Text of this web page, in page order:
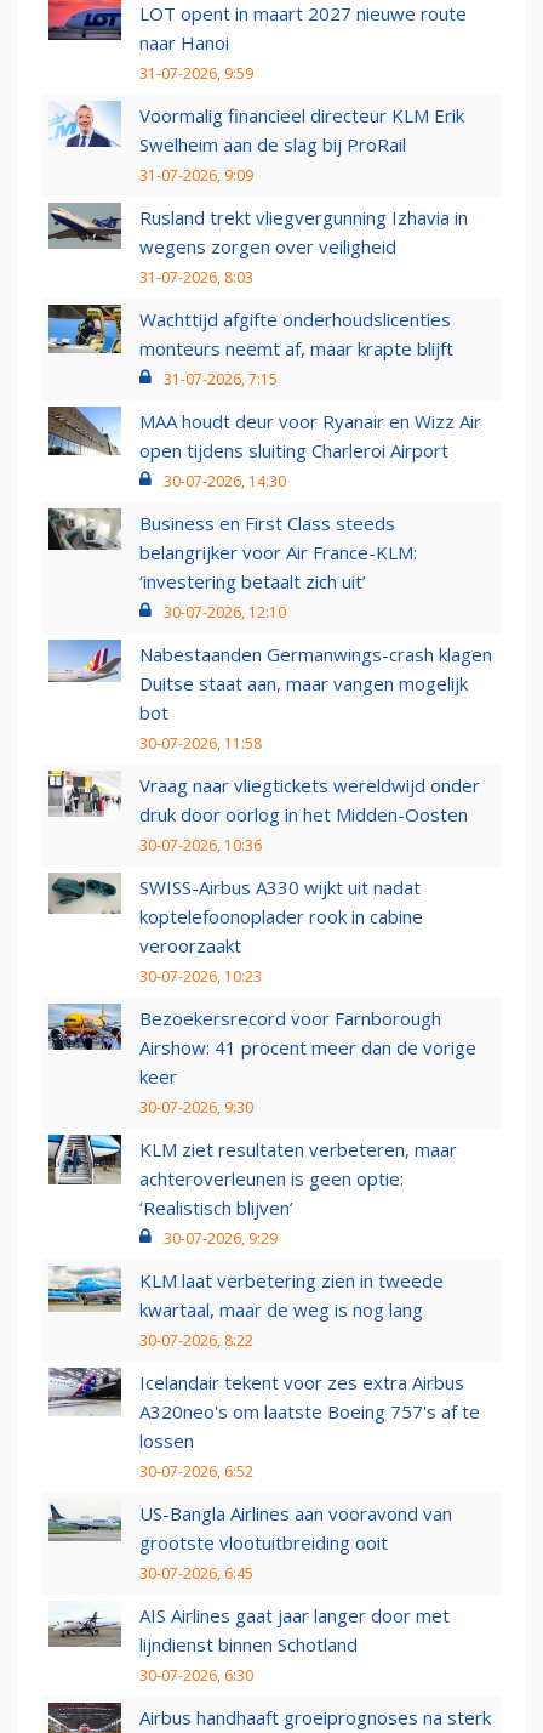
LOT opent in maart 2027 nieuwe route
naar Hanoi
31-07-2026, 9:59
Voormalig financieel directeur KLM Erik
Swelheim aan de slag bij ProRail
31-07-2026, 9:09
Rusland trekt vliegvergunning Izhavia in
wegens zorgen over veiligheid
31-07-2026, 8:03
Wachttijd afgifte onderhoudslicenties
monteurs neemt af, maar krapte blijft
31-07-2026, 7:15
MAA houdt deur voor Ryanair en Wizz Air
open tijdens sluiting Charleroi Airport
30-07-2026, 14:30
Business en First Class steeds
belangrijker voor Air France-KLM:
‘investering betaalt zich uit’
30-07-2026, 12:10
Nabestaanden Germanwings-crash klagen
Duitse staat aan, maar vangen mogelijk
bot
30-07-2026, 11:58
Vraag naar vliegtickets wereldwijd onder
druk door oorlog in het Midden-Oosten
30-07-2026, 10:36
SWISS-Airbus A330 wijkt uit nadat
koptelefoonoplader rook in cabine
veroorzaakt
30-07-2026, 10:23
Bezoekersrecord voor Farnborough
Airshow: 41 procent meer dan de vorige
keer
30-07-2026, 9:30
KLM ziet resultaten verbeteren, maar
achteroverleunen is geen optie:
‘Realistisch blijven’
30-07-2026, 9:29
KLM laat verbetering zien in tweede
kwartaal, maar de weg is nog lang
30-07-2026, 8:22
Icelandair tekent voor zes extra Airbus
A320neo's om laatste Boeing 757's af te
lossen
30-07-2026, 6:52
US-Bangla Airlines aan vooravond van
grootste vlootuitbreiding ooit
30-07-2026, 6:45
AIS Airlines gaat jaar langer door met
lijndienst binnen Schotland
30-07-2026, 6:30
Airbus handhaaft groeiprognoses na sterk